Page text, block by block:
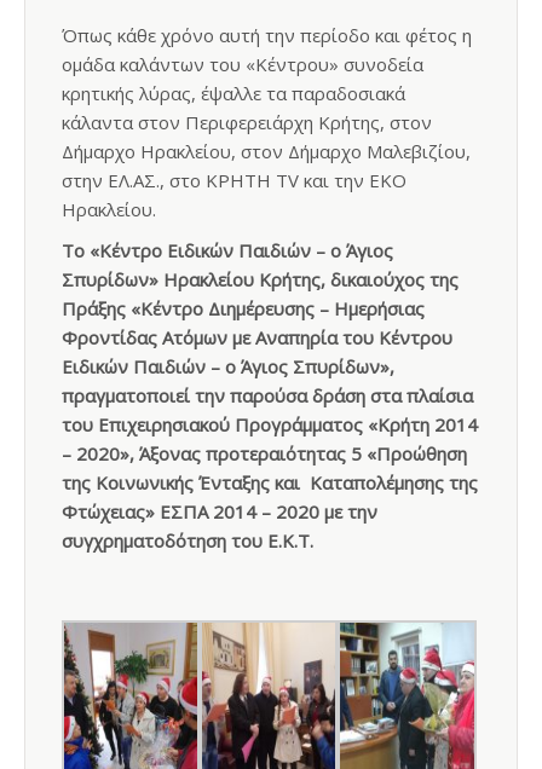
Όπως κάθε χρόνο αυτή την περίοδο και φέτος η
ομάδα καλάντων του «Κέντρου» συνοδεία
κρητικής λύρας, έψαλλε τα παραδοσιακά
κάλαντα στον Περιφερειάρχη Κρήτης, στον
Δήμαρχο Ηρακλείου, στον Δήμαρχο Μαλεβιζίου,
στην ΕΛ.ΑΣ., στο ΚΡΗΤΗ TV και την ΕΚΟ
Ηρακλείου.
Το «Κέντρο Ειδικών Παιδιών – ο Άγιος
Σπυρίδων» Ηρακλείου Κρήτης, δικαιούχος της
Πράξης «Κέντρο Διημέρευσης – Ημερήσιας
Φροντίδας Ατόμων με Αναπηρία του Κέντρου
Ειδικών Παιδιών – ο Άγιος Σπυρίδων»,
πραγματοποιεί την παρούσα δράση στα πλαίσια
του Επιχειρησιακού Προγράμματος «Κρήτη 2014
– 2020», Άξονας προτεραιότητας 5 «Προώθηση
της Κοινωνικής Ένταξης και Καταπολέμησης της
Φτώχειας» ΕΣΠΑ 2014 – 2020 με την
συγχρηματοδότηση του Ε.Κ.Τ.